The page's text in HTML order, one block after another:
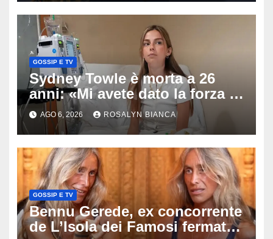
GOSSIP E TV
Sydney Towle è morta a 26
anni: «Mi avete dato la forza di
andare avanti», l’ultimo
messaggio dell’influencer
commuove i fan
AGO 6, 2026 ROSALYN BIANCA
GOSSIP E TV
Bennu Gerede, ex concorrente
de L’Isola dei Famosi fermata